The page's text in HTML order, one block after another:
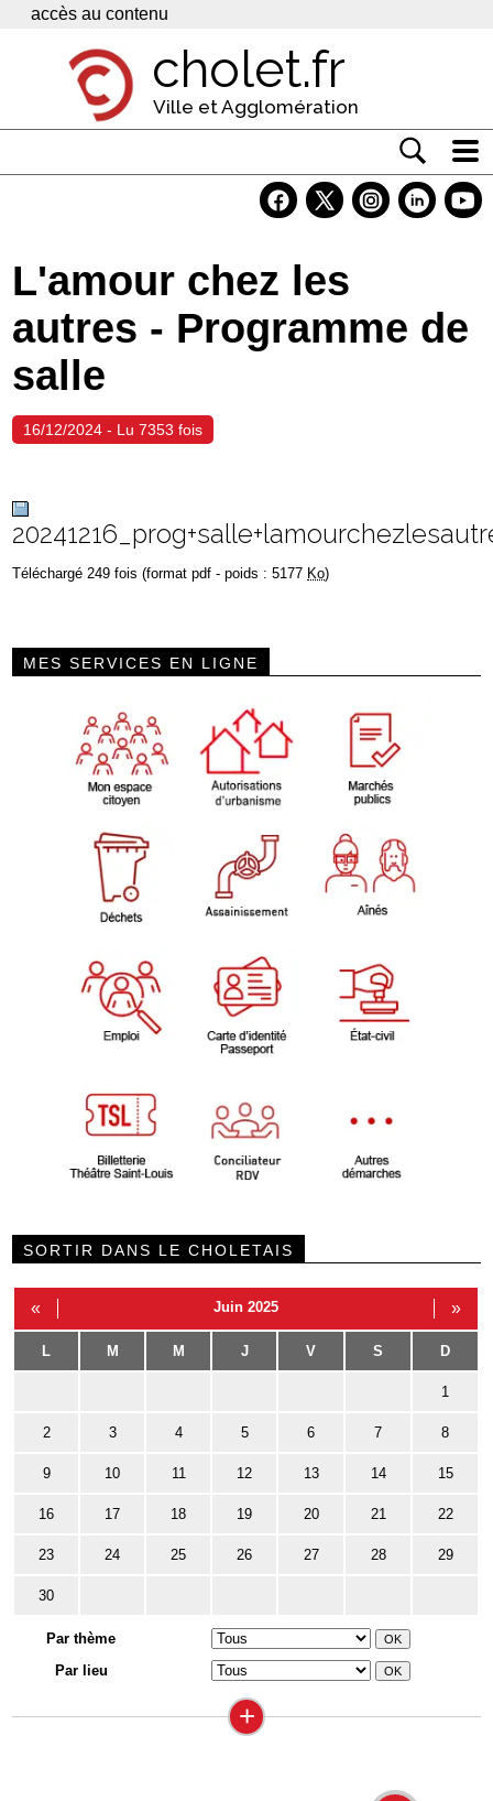
Panneau de gestion des cookies
accès au contenu
cholet.fr
Ville et Agglomération
Economie
Services
Contacts
L'amour chez les
autres - Programme de
salle
16/12/2024 - Lu 7353 fois
Téléchargé 249 fois (format pdf - poids : 5177 Ko)
MES SERVICES EN LIGNE
SORTIR DANS LE CHOLETAIS
« Juin 2025 »
L M M J V S D
1
2 3 4 5 6 7 8
9 10 11 12 13 14 15
16 17 18 19 20 21 22
23 24 25 26 27 28 29
30
Par thème
Par lieu
+